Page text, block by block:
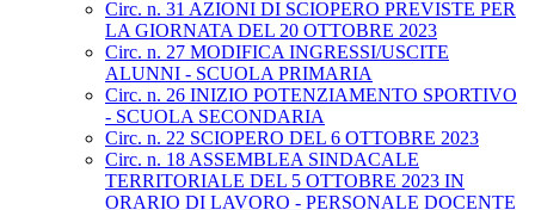
Circ. n. 31 AZIONI DI SCIOPERO PREVISTE PER
LA GIORNATA DEL 20 OTTOBRE 2023
Circ. n. 27 MODIFICA INGRESSI/USCITE
ALUNNI - SCUOLA PRIMARIA
Circ. n. 26 INIZIO POTENZIAMENTO SPORTIVO
- SCUOLA SECONDARIA
Circ. n. 22 SCIOPERO DEL 6 OTTOBRE 2023
Circ. n. 18 ASSEMBLEA SINDACALE
TERRITORIALE DEL 5 OTTOBRE 2023 IN
ORARIO DI LAVORO - PERSONALE DOCENTE